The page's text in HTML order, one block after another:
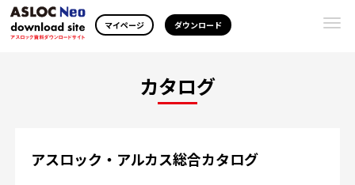
マイページ ダウンロード
カタログ
アスロック・アルカス総合カタログ